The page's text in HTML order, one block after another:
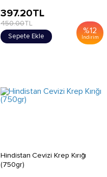
%12
İndirim
397.20TL
450.00TL
Sepete Ekle
Hindistan Cevizi Krep Kırığı
(750gr)